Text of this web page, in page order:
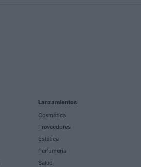
Lanzamientos
Cosmética
Proveedores
Estética
Perfumería
Salud